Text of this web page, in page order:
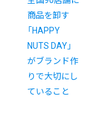
商品を卸す
「HAPPY
NUTS DAY」
がブランド作
りで大切にし
ていること